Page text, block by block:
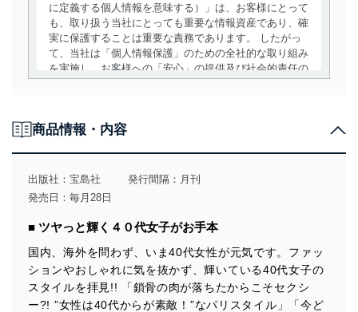
に定義する個人情報を意味する）」は、お客様にとって
も、取り扱う当社にとっても重要な情報資産であり、確
実に保護することは重要な責務であります。 したがっ
て、当社は「個人情報保護」のための全社的な取り組み
を実施し、お客様への「安心」の提供及び社会的責任の
用目的を明確にし、本人の同意を得たうえで利用目的の
達成に必要な範囲内で適法かつ公正な手段によって取
得・利用・提供を行います。また、当社が保有している
個人情報は、同意を得ずに目的外利用、第三者への提
みを確実にするため、従業者等の教育を徹底してまいり
ます。また、目的外利用を行わないために、適切な管理
措置を講じます。
法令遵守
商品情報・内容
出版社： 宝島社
発行間隔：月刊
発売日：毎月28日
■ ツヤっと輝く４０代女子がお手本
国内、海外を問わず、いま40代女性が元気です。ファッ
ションやおしゃれに気を抜かず、輝いている40代女子の
スタイルを拝見!! 「鎖骨の肉が落ちたからこそセクシ
ー?! ”女性は40代からが素敵！”なパリスタイル」「今ど